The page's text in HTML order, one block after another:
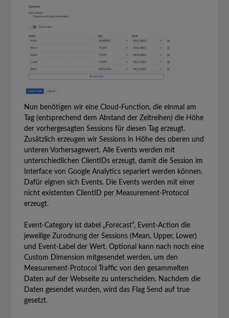
Nun benötigen wir eine Cloud-Function, die einmal am
Tag (entsprechend dem Abstand der Zeitreihen) die Höhe
der vorhergesagten Sessions für diesen Tag erzeugt.
Zusätzlich erzeugen wir Sessions in Höhe des oberen und
unteren Vorhersagewert. Alle Events werden mit
unterschiedlichen ClientIDs erzeugt, damit die Session im
Interface von Google Analytics separiert werden können.
Dafür eignen sich Events. Die Events werden mit einer
nicht existenten ClientID per Measurement-Protocol
erzeugt.
Event-Category ist dabei „Forecast“, Event-Action die
jeweilige Zurodnung der Sessions (Mean, Upper, Lower)
und Event-Label der Wert. Optional kann nach noch eine
Custom Dimension mitgesendet werden, um den
Measurement-Protocol Traffic von den gesammelten
Daten auf der Webseite zu unterscheiden. Nachdem die
Daten gesendet wurden, wird das Flag Send auf true
gesetzt.